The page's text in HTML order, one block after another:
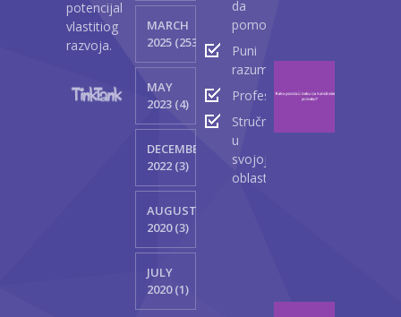
potencijal
vlastitiog
razvoja.
MARCH
2025 (2530)
MAY
2023 (4)
DECEMBER
2022 (3)
AUGUST
2020 (3)
JULY
2020 (1)
da
pomognu
Puni
razumevanja
Profesionalci
Stručnjaci
u
svojoj
oblasti